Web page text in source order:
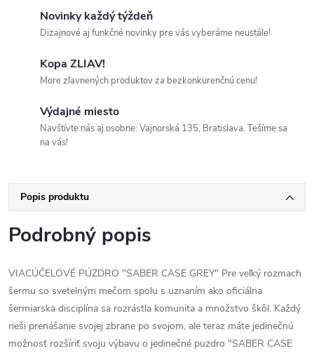
Novinky každý týždeň
Dizajnové aj funkčné novinky pre vás vyberáme neustále!
Kopa ZLIAV!
More zľavnených produktov za bezkonkurenčnú cenu!
Výdajné miesto
Navštívte nás aj osobne: Vajnorská 135, Bratislava. Tešíme sa
na vás!
Popis produktu
Podrobný popis
VIACÚČELOVÉ PÚZDRO "SABER CASE GREY" Pre veľký rozmach
šermu so svetelným mečom spolu s uznaním ako oficiálna
šermiarska disciplína sa rozrástla komunita a množstvo škôl. Každý
rieši prenášanie svojej zbrane po svojom, ale teraz máte jedinečnú
možnosť rozšíriť svoju výbavu o jedinečné puzdro "SABER CASE